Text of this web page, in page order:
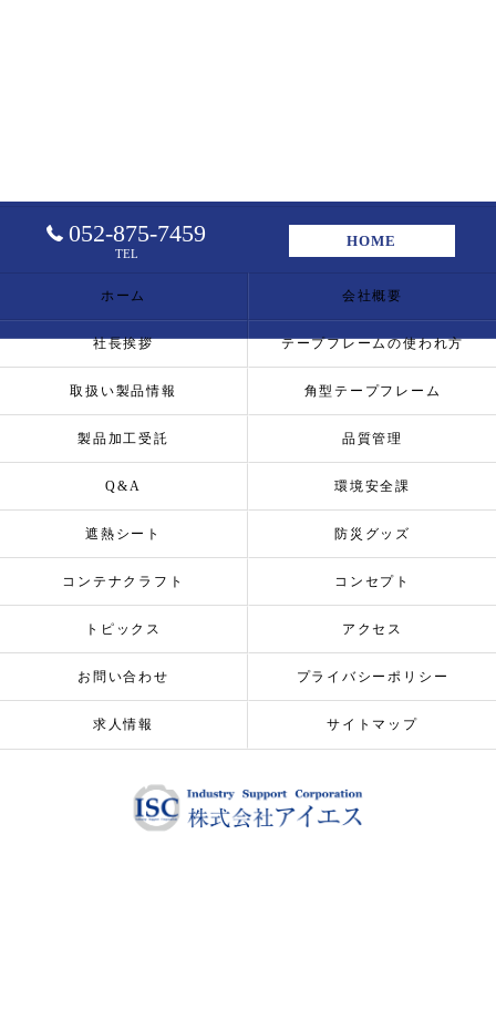
052-875-7459
TEL
HOME
ホーム 会社概要
社長挨拶 テープフレームの使われ方
取扱い製品情報 角型テープフレーム
製品加工受託 品質管理
Q&A 環境安全課
遮熱シート 防災グッズ
コンテナクラフト コンセプト
トピックス アクセス
お問い合わせ プライバシーポリシー
求人情報 サイトマップ